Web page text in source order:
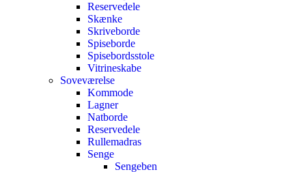
Reservedele
Skænke
Skriveborde
Spiseborde
Spisebordsstole
Vitrineskabe
Soveværelse
Kommode
Lagner
Natborde
Reservedele
Rullemadras
Senge
Sengeben